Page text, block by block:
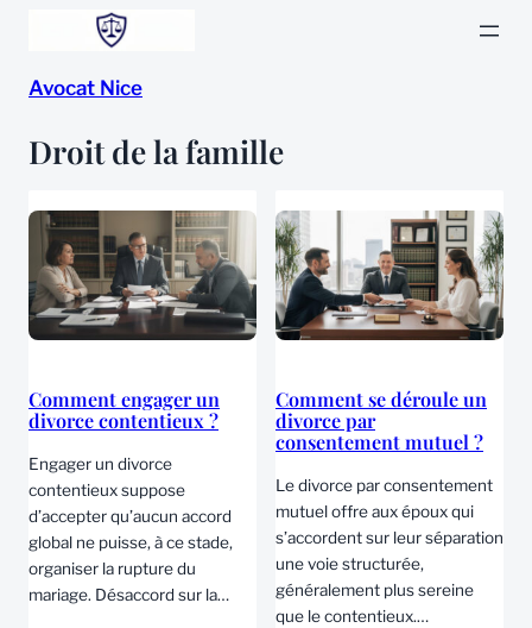
contenu
Avocat Nice
Droit de la famille
Comment engager un
divorce contentieux ?
Engager un divorce
contentieux suppose
d’accepter qu’aucun accord
global ne puisse, à ce stade,
organiser la rupture du
mariage. Désaccord sur la…
Comment se déroule un
divorce par
consentement mutuel ?
Le divorce par consentement
mutuel offre aux époux qui
s’accordent sur leur séparation
une voie structurée,
généralement plus sereine
que le contentieux.…